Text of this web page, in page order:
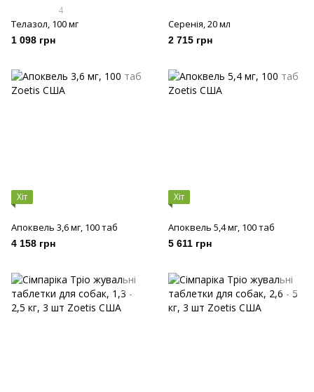
4
Телазол, 100 мг
1 098 грн
Серенія, 20 мл
2 715 грн
Хіт
Апоквель 3,6 мг, 100 таб
4 158 грн
Хіт
Апоквель 5,4 мг, 100 таб
5 611 грн